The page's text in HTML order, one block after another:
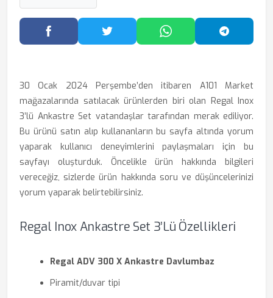
Facebook'ta PaylaşTwitter'da PaylaşWhatsApp'ta Paylaş
30 Ocak 2024 Perşembe’den itibaren A101 Market
mağazalarında satılacak ürünlerden biri olan Regal Inox
3’lü Ankastre Set vatandaşlar tarafından merak ediliyor.
Bu ürünü satın alıp kullananların bu sayfa altında yorum
yaparak kullanıcı deneyimlerini paylaşmaları için bu
sayfayı oluşturduk. Öncelikle ürün hakkında bilgileri
vereceğiz, sizlerde ürün hakkında soru ve düşüncelerinizi
yorum yaparak belirtebilirsiniz.
Regal Inox Ankastre Set 3’lü Özellikleri
Regal ADV 300 X Ankastre Davlumbaz
Piramit/duvar tipi